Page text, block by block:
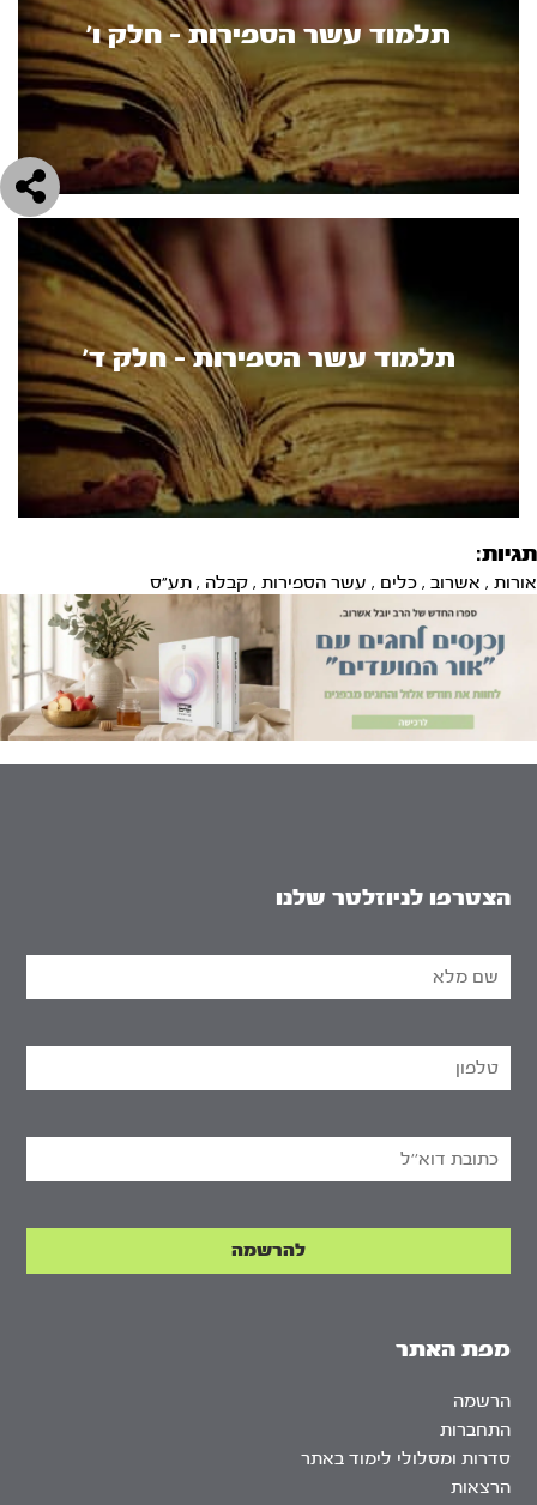
תלמוד עשר הספירות - חלק ו’
תלמוד עשר הספירות - חלק ד’
תגיות:
אורות , אשרוב , כלים , עשר הספירות , קבלה , תע"ס
מפת האתר
הרשמה
התחברות
סדרות ומסלולי לימוד באתר
הרצאות
הצטרפו לניוזלטר שלנו